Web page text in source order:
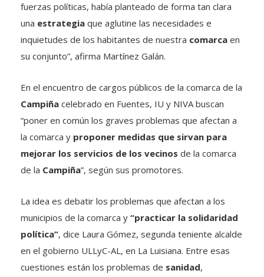
fuerzas políticas, había planteado de forma tan clara
una estrategia que aglutine las necesidades e
inquietudes de los habitantes de nuestra comarca en
su conjunto”, afirma Martínez Galán.
En el encuentro de cargos públicos de la comarca de la
Campiña celebrado en Fuentes, IU y NIVA buscan
“poner en común los graves problemas que afectan a
la comarca y proponer medidas que sirvan para
mejorar los servicios de los vecinos de la comarca
de la Campiña”, según sus promotores.
La idea es debatir los problemas que afectan a los
municipios de la comarca y “practicar la solidaridad
política”, dice Laura Gómez, segunda teniente alcalde
en el gobierno ULLyC-AL, en La Luisiana. Entre esas
cuestiones están los problemas de sanidad,